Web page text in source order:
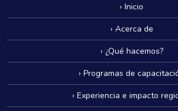
› Inicio
› Acerca de
› ¿Qué hacemos?
› Programas de
› Experiencia e impacto